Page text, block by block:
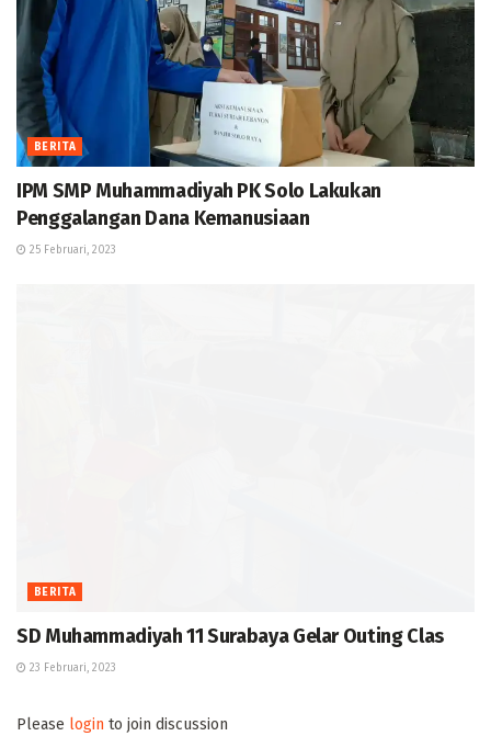
BERITA
IPM SMP Muhammadiyah PK Solo Lakukan
Penggalangan Dana Kemanusiaan
25 Februari, 2023
BERITA
SD Muhammadiyah 11 Surabaya Gelar Outing Clas
23 Februari, 2023
Please login to join discussion